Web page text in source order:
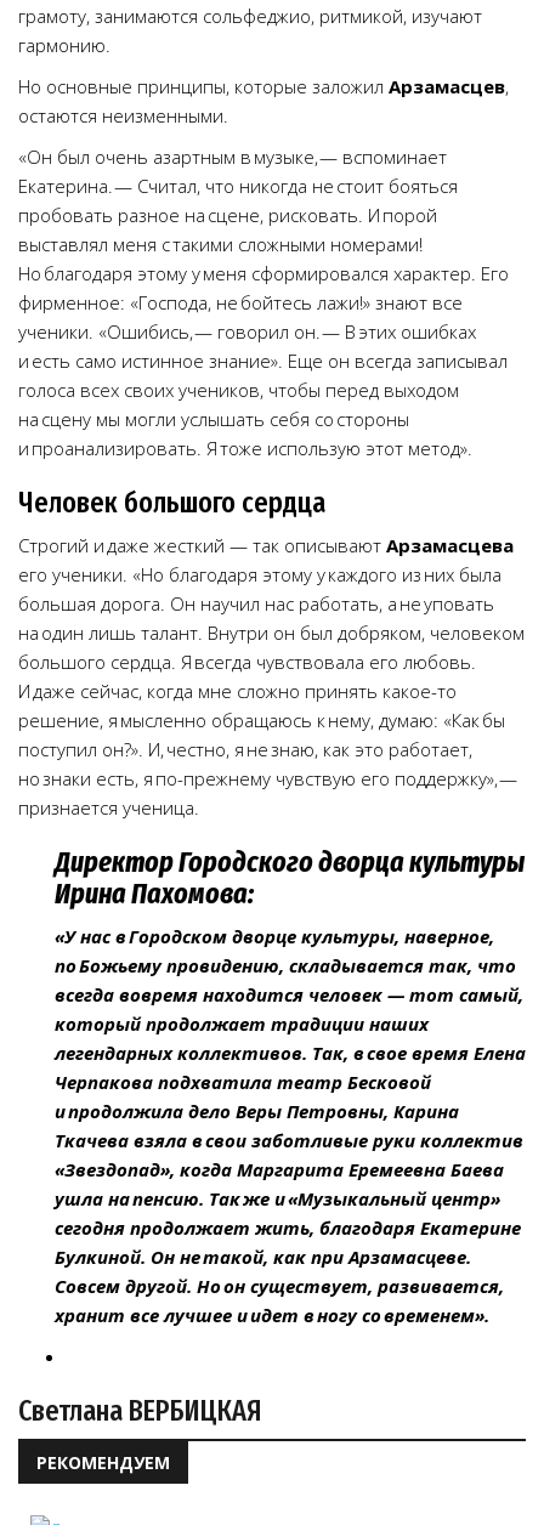
грамоту, занимаются сольфеджио, ритмикой, изучают
гармонию.
Но основные принципы, которые заложил Арзамасцев,
остаются неизменными.
«Он был очень азартным в музыке, — вспоминает
Екатерина. — Считал, что никогда не стоит бояться
пробовать разное на сцене, рисковать. И порой
выставлял меня с такими сложными номерами!
Но благодаря этому у меня сформировался характер. Его
фирменное: «Господа, не бойтесь лажи!» знают все
ученики. «Ошибись, — говорил он. — В этих ошибках
и есть само истинное знание». Еще он всегда записывал
голоса всех своих учеников, чтобы перед выходом
на сцену мы могли услышать себя со стороны
и проанализировать. Я тоже использую этот метод».
Человек большого сердца
Строгий и даже жесткий — так описывают Арзамасцева
его ученики. «Но благодаря этому у каждого из них была
большая дорога. Он научил нас работать, а не уповать
на один лишь талант. Внутри он был добряком, человеком
большого сердца. Я всегда чувствовала его любовь.
И даже сейчас, когда мне сложно принять какое-то
решение, я мысленно обращаюсь к нему, думаю: «Как бы
поступил он?». И, честно, я не знаю, как это работает,
но знаки есть, я по-прежнему чувствую его поддержку», —
признается ученица.
Директор Городского дворца культуры
Ирина Пахомова:
«У нас в Городском дворце культуры, наверное,
по Божьему провидению, складывается так, что
всегда вовремя находится человек — тот самый,
который продолжает традиции наших
легендарных коллективов. Так, в свое время Елена
Черпакова подхватила театр Бесковой
и продолжила дело Веры Петровны, Карина
Ткачева взяла в свои заботливые руки коллектив
«Звездопад», когда Маргарита Еремеевна Баева
ушла на пенсию. Так же и «Музыкальный центр»
сегодня продолжает жить, благодаря Екатерине
Булкиной. Он не такой, как при Арзамасцеве.
Совсем другой. Но он существует, развивается,
хранит все лучшее и идет в ногу со временем».
Светлана ВЕРБИЦКАЯ
РЕКОМЕНДУЕМ